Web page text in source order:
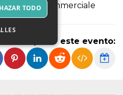
il Centro Commerciale
- Andria.
Compartir este evento:
TODO